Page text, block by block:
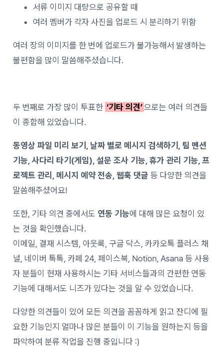
서류 이미지 대량으로 공유할 때
여러 멤버가 각자 사진을 업로드 시 분리하기 위함
여러 장의 이미지를 한 번에 업로드가 불가능해서 발생하는
불편함을 많이 말씀해주셨습니다.
두 번째로 가장 많이 투표한 ‘기타 의견’으로는 여러 의견들
이 종합해 있었습니다.
동영상 파일 미리 보기, 날짜 별로 메시지 검색하기, 팀 멘션
기능, 사다리 타기(게임), 설문 조사 기능, 휴가 관리 기능, 프
로젝트 관리, 메시지 예약 전송, 웹훅 댓글 등 다양한 의견을
말씀해주셨어요!
또한, 기타 의견 중에서도 연동 기능에 대해 많은 요청이 있
는 것을 확인했습니다.
이메일, 결재 시스템, 아웃룩, 구글 닥스, 카카오톡 플러스 채
널, 네이버 톡톡, 카페 24, 페이스북, Notion, Asana 등 사용
자 분들이 현재 사용하시는 기타 서비스들과의 간편한 연동
기능에 대해서도 니즈가 있다는 것을 알 수 있었습니다.
다양한 의견들이 있어 모든 의견을 꼼꼼하게 읽고 잔디에 필
요한 기능인지 얼마나 많은 분들이 이 기능을 원하는지 등을
파악하여 분류 작업을 진행 중입니다 :)